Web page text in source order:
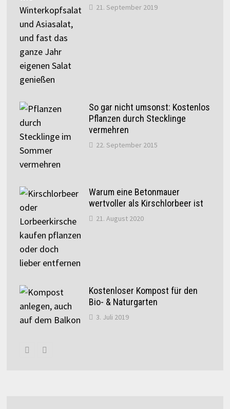
21. September 2019
So gar nicht umsonst: Kostenlos
Pflanzen durch Stecklinge
vermehren
22. September 2015
Warum eine Betonmauer
wertvoller als Kirschlorbeer ist
21. August 2020
Kostenloser Kompost für den
Bio- & Naturgarten
3. Juli 2019